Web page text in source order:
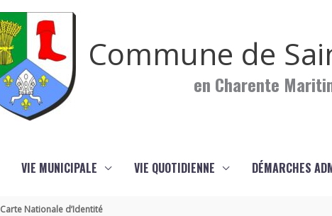
Commune de
en Charente
VIE MUNICIPALE VIE QUOTIDIENNE DÉMARCHES
Carte Nationale d’Identité